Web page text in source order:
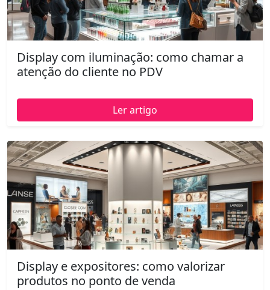
Display com iluminação: como chamar a
atenção do cliente no PDV
Ler artigo
Display e expositores: como valorizar
produtos no ponto de venda